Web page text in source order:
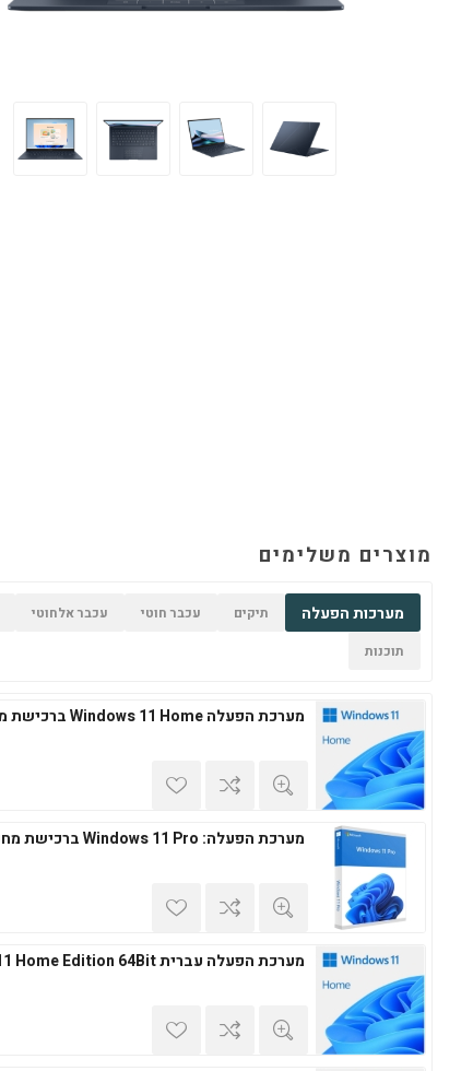
מוצרים משלימים
מערכות הפעלה תיקים עכבר חוטי עכבר אלחוטי
תוכנות
מערכת הפעלה Windows 11 Home ברכישת מחשב חדש
מערכת הפעלה: Windows 11 Pro ברכישת מחשב חדש
מערכת הפעלה עברית Windows 10/11 Home Edition 64Bit